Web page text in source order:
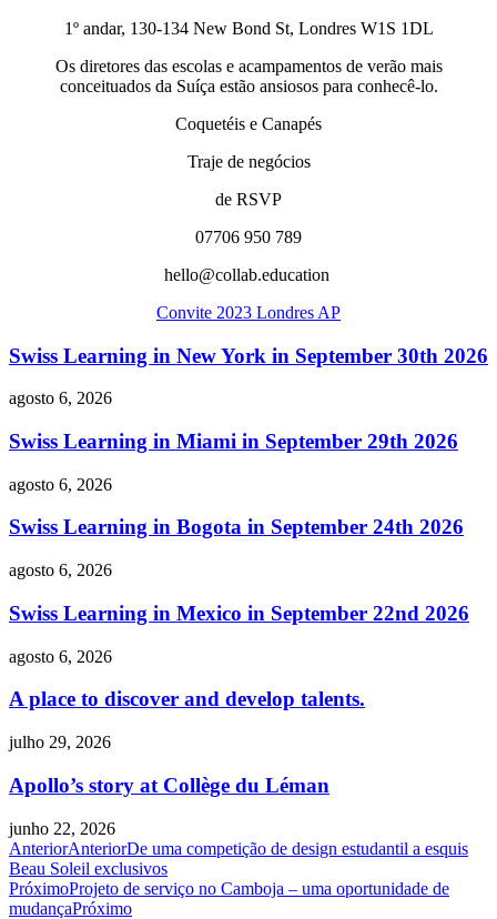
1º andar, 130-134 New Bond St, Londres W1S 1DL
Os diretores das escolas e acampamentos de verão mais
conceituados da Suíça estão ansiosos para conhecê-lo.
Coquetéis e Canapés
Traje de negócios
de RSVP
07706 950 789
hello@collab.education
Convite 2023 Londres AP
Swiss Learning in New York in September 30th 2026
agosto 6, 2026
Swiss Learning in Miami in September 29th 2026
agosto 6, 2026
Swiss Learning in Bogota in September 24th 2026
agosto 6, 2026
Swiss Learning in Mexico in September 22nd 2026
agosto 6, 2026
A place to discover and develop talents.
julho 29, 2026
Apollo’s story at Collège du Léman
junho 22, 2026
AnteriorAnteriorDe uma competição de design estudantil a esquis
Beau Soleil exclusivos
PróximoProjeto de serviço no Camboja – uma oportunidade de
mudançaPróximo